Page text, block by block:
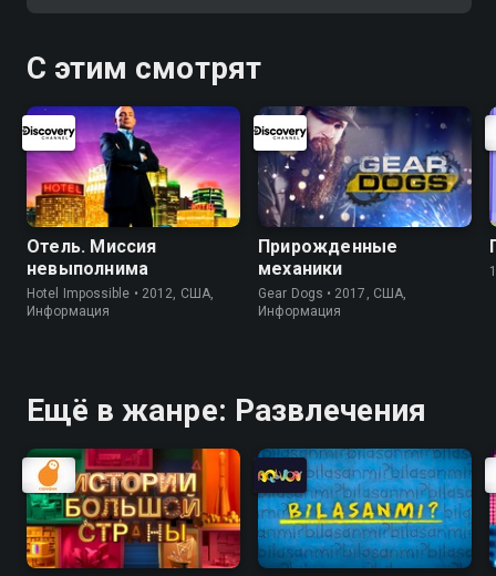
С этим смотрят
Отель. Миссия
невыполнима
Hotel Impossible • 2012, США,
Информация
Прирожденные
механики
Gear Dogs • 2017, США,
Информация
Ещё в жанре: Развлечения